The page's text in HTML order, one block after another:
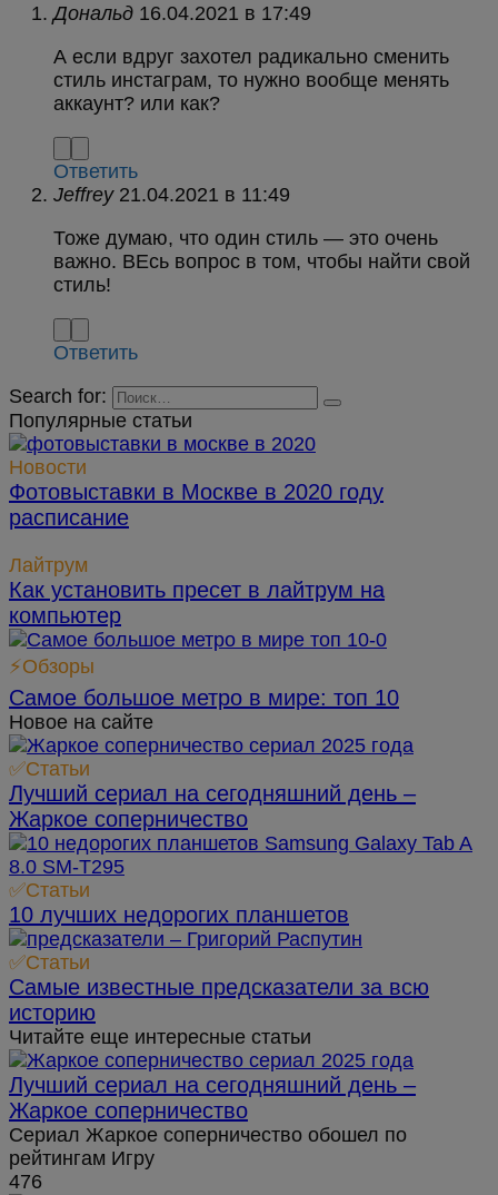
Дональд
в
А если вдруг захотел радикально сменить
стиль инстаграм, то нужно вообще менять
аккаунт? или как?
Ответить
Jeffrey
в
Тоже думаю, что один стиль — это очень
важно. ВЕсь вопрос в том, чтобы найти свой
стиль!
Ответить
Search for:
Популярные статьи
Новости
Фотовыставки в Москве в 2020 году
расписание
Лайтрум
Как установить пресет в лайтрум на
компьютер
⚡Обзоры
Самое большое метро в мире: топ 10
Новое на сайте
✅Статьи
Лучший сериал на сегодняшний день –
Жаркое соперничество
✅Статьи
10 лучших недорогих планшетов
✅Статьи
Самые известные предсказатели за всю
историю
Читайте еще интересные статьи
Лучший сериал на сегодняшний день –
Жаркое соперничество
Сериал Жаркое соперничество обошел по
рейтингам Игру
476